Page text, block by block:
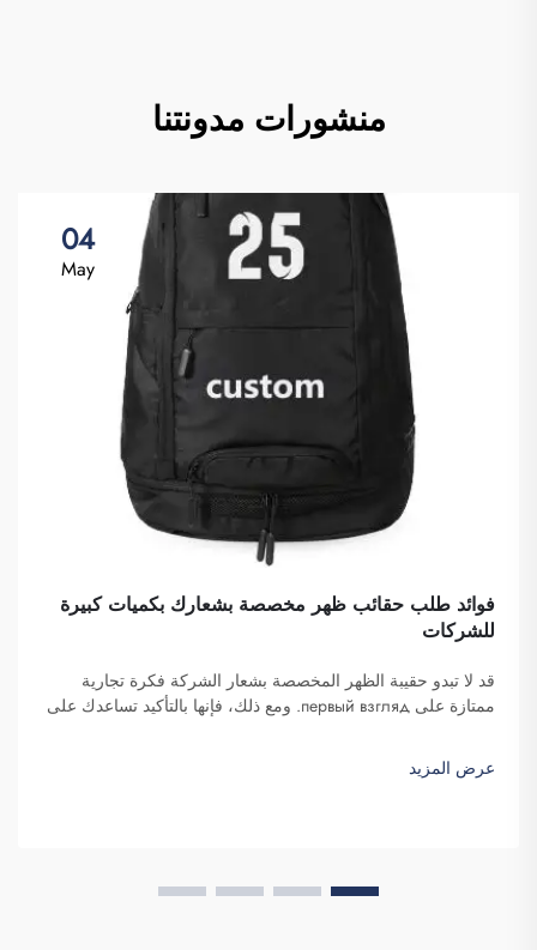
منشورات مدونتنا
04
May
فوائد طلب حقائب ظهر مخصصة بشعارك بكميات كبيرة
للشركات
قد لا تبدو حقيبة الظهر المخصصة بشعار الشركة فكرة تجارية
ممتازة على первый взгляд. ومع ذلك، فإنها بالتأكيد تساعدك على
الحقائب بكميات كبيرة وتوفّرها لغرض تعزيز الوعي بالعلامة
التجارية. كما تعلمون، عندما...
عرض المزيد